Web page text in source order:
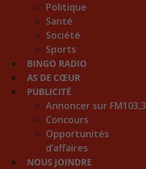
Politique
Santé
Société
Sports
BINGO RADIO
AS DE CŒUR
PUBLICITÉ
Annoncer sur FM103,3
Concours
Opportunités
d’affaires
NOUS JOINDRE